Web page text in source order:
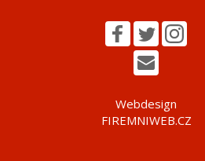
Webdesign
FIREMNIWEB.CZ